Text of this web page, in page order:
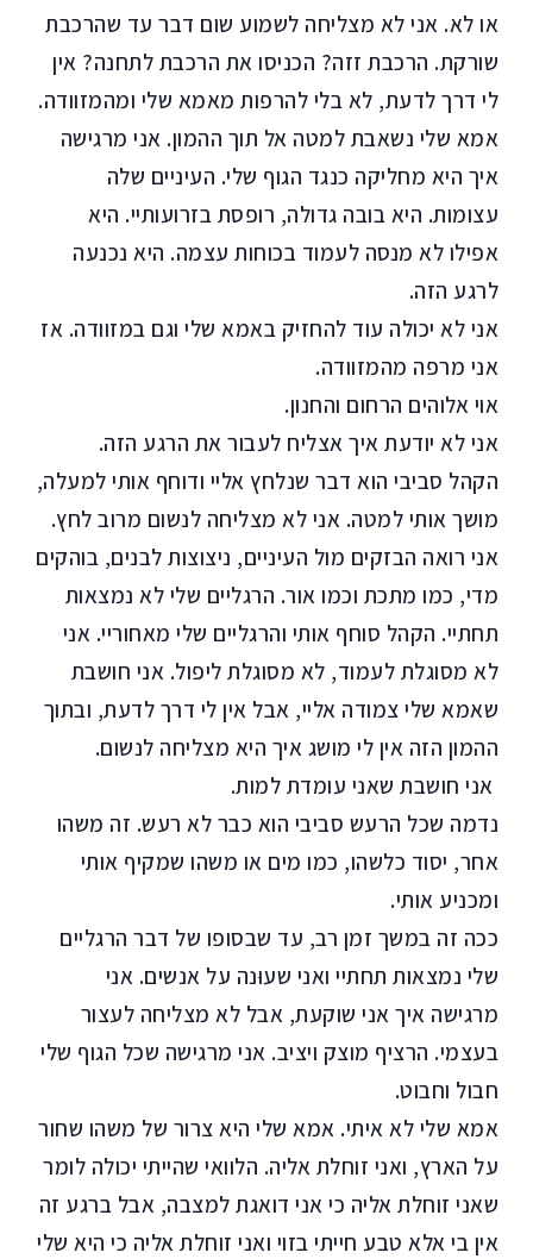
או לא. אני לא מצליחה לשמוע שום דבר עד שהרכבת
שורקת. הרכבת זזה? הכניסו את הרכבת לתחנה? אין
לי דרך לדעת, לא בלי להרפות מאמא שלי ומהמזוודה.
אמא שלי נשאבת למטה אל תוך ההמון. אני מרגישה
איך היא מחליקה כנגד הגוף שלי. העיניים שלה
עצומות. היא בובה גדולה, רופסת בזרועותיי. היא
אפילו לא מנסה לעמוד בכוחות עצמה. היא נכנעה
לרגע הזה.
אני לא יכולה עוד להחזיק באמא שלי וגם במזוודה. אז
אני מרפה מהמזוודה.
אוי אלוהים הרחום והחנון.
אני לא יודעת איך אצליח לעבור את הרגע הזה.
הקהל סביבי הוא דבר שנלחץ אליי ודוחף אותי למעלה,
מושך אותי למטה. אני לא מצליחה לנשום מרוב לחץ.
אני רואה הבזקים מול העיניים, ניצוצות לבנים, בוהקים
מדי, כמו מתכת וכמו אור. הרגליים שלי לא נמצאות
תחתיי. הקהל סוחף אותי והרגליים שלי מאחוריי. אני
לא מסוגלת לעמוד, לא מסוגלת ליפול. אני חושבת
שאמא שלי צמודה אליי, אבל אין לי דרך לדעת, ובתוך
ההמון הזה אין לי מושג איך היא מצליחה לנשום.
אני חושבת שאני עומדת למות.
נדמה שכל הרעש סביבי הוא כבר לא רעש. זה משהו
אחר, יסוד כלשהו, כמו מים או משהו שמקיף אותי
ומכניע אותי.
ככה זה במשך זמן רב, עד שבסופו של דבר הרגליים
שלי נמצאות תחתיי ואני שעוּנה על אנשים. אני
מרגישה איך אני שוקעת, אבל לא מצליחה לעצור
בעצמי. הרציף מוצק ויציב. אני מרגישה שכל הגוף שלי
חבול וחבוט.
אמא שלי לא איתי. אמא שלי היא צרור של משהו שחור
על הארץ, ואני זוחלת אליה. הלוואי שהייתי יכולה לומר
שאני זוחלת אליה כי אני דואגת למצבה, אבל ברגע זה
אין בי אלא טבע חייתי בזוי ואני זוחלת אליה כי היא שלי